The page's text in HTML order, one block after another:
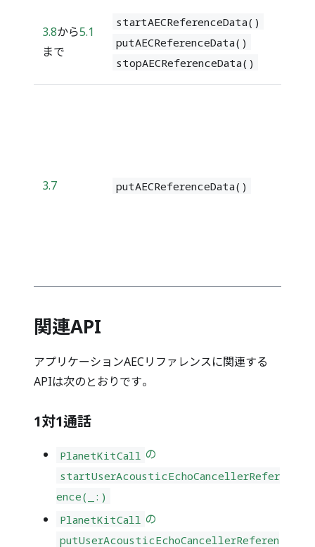
3.8から5.1
まで
startAECReferenceData()
putAECReferenceData()
stopAECReferenceData()
3.7 putAECReferenceData()
関連API
アプリケーションAECリファレンスに関連する
APIは次のとおりです。
1対1通話
PlanetKitCall の
startUserAcousticEchoCancellerRefer
ence(_:)
PlanetKitCall の
putUserAcousticEchoCancellerReferen